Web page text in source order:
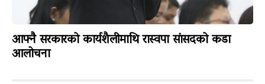
आफ्नै सरकारको कार्यशैलीमाथि रास्वपा सांसदको कडा
आलोचना